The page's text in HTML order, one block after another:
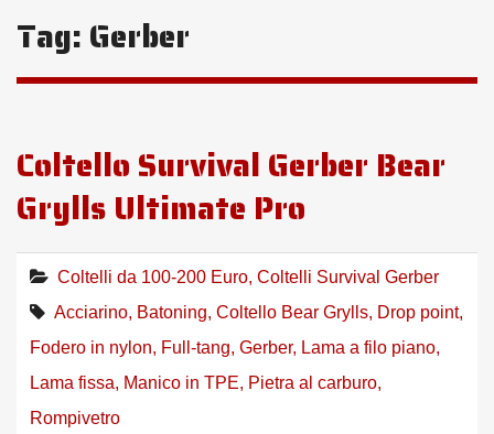
Tag: Gerber
Coltello Survival Gerber Bear
Grylls Ultimate Pro
Coltelli da 100-200 Euro, Coltelli Survival Gerber
Acciarino, Batoning, Coltello Bear Grylls, Drop point,
Fodero in nylon, Full-tang, Gerber, Lama a filo piano,
Lama fissa, Manico in TPE, Pietra al carburo,
Rompivetro